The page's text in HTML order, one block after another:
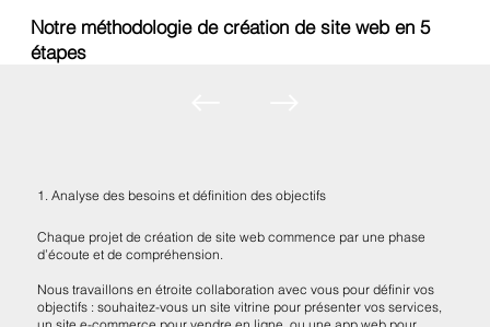
Notre méthodologie de création de site web en 5
étapes
1. Analyse des besoins et définition des objectifs
Chaque projet de création de site web commence par une phase
d’écoute et de compréhension.
Nous travaillons en étroite collaboration avec vous pour définir vos
objectifs : souhaitez-vous un site vitrine pour présenter vos services,